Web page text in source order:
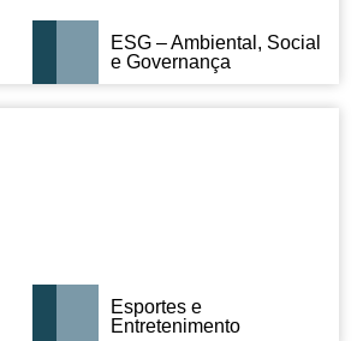
ESG – Ambiental, Social
e Governança
Esportes e
Entretenimento